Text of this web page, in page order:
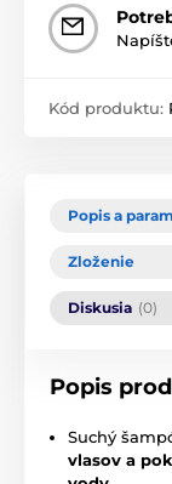
Kód produktu:
Popis a
Zloženie
Diskusia (0)
Popis
Suchý
vlasov a